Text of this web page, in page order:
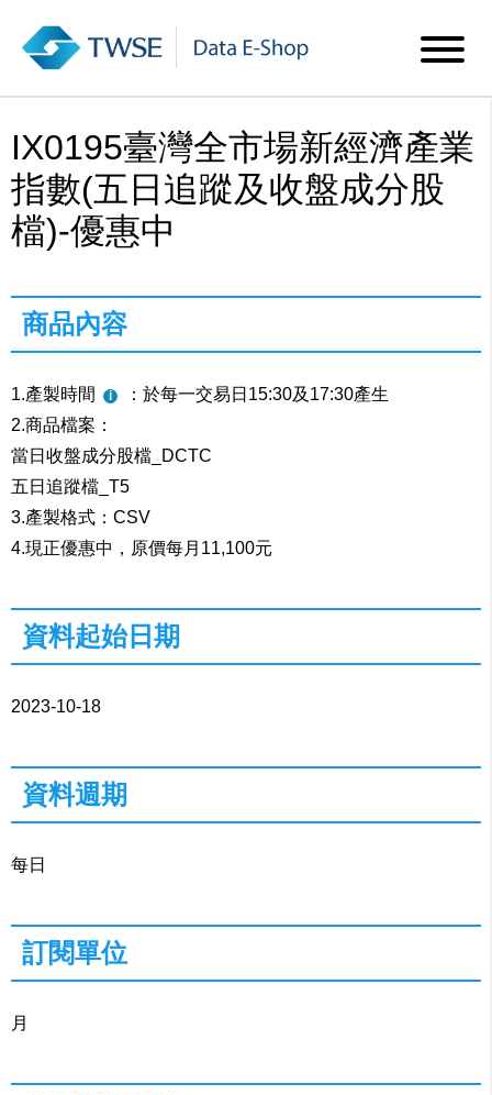
IX0195臺灣全市場新經濟產業
指數(五日追蹤及收盤成分股
檔)-優惠中
商品內容
1.產製時間
：於每一交易日15:30及17:30產生
2.商品檔案：
當日收盤成分股檔_DCTC
五日追蹤檔_T5
3.產製格式：CSV
4.現正優惠中，原價每月11,100元
資料起始日期
2023-10-18
資料週期
每日
訂閱單位
月